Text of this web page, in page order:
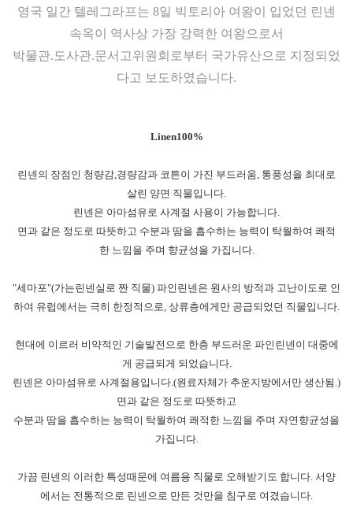
영국 일간 텔레그라프는 8일 빅토리아 여왕이 입었던 린넨
속옥이 역사상 가장 강력한 여왕으로서
박물관.도사관.문서고위원회로부터 국가유산으로 지정되었
다고 보도하였습니다.
Linen100%
린넨의 장점인 청량감,경량감과 코튼이 가진 부드러움, 통풍성을 최대로
살린 양면 직물입니다.
린넨은 아마섬유로 사계절 사용이 가능합니다.
면과 같은 정도로 따뜻하고 수분과 땀을 흡수하는 능력이 탁월하여 쾌적
한 느낌을 주며 향균성을 가집니다.
"세마포"(가는린넨실로 짠 직물) 파인린넨은 원사의 방적과 고난이도로 인
하여 유럽에서는 극히 한정적으로, 상류층에게만 공급되었던 직물입니다.
현대에 이르러 비약적인 기술발전으로 한층 부드러운 파인린넨이 대중에
게 공급되게 되었습니다.
린넨은 아마섬유로 사계절용입니다.(원료자체가 추운지방에서만 생산됨.)
면과 같은 정도로 따뜻하고
수분과 땀을 흡수하는 능력이 탁월하여 쾌적한 느낌을 주며 자연향균성을
가집니다.
가끔 린넨의 이러한 특성때문에 여름용 직물로 오해받기도 합니다. 서양
에서는 전통적으로 린넨으로 만든 것만을 침구로 여겼습니다.